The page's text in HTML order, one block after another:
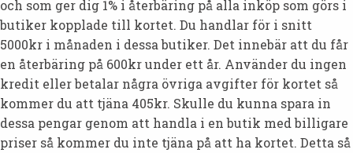
och som ger dig 1% i återbäring på alla inköp som görs i
butiker kopplade till kortet. Du handlar för i snitt
5000kr i månaden i dessa butiker. Det innebär att du får
en återbäring på 600kr under ett år. Använder du ingen
kredit eller betalar några övriga avgifter för kortet så
kommer du att tjäna 405kr. Skulle du kunna spara in
dessa pengar genom att handla i en butik med billigare
priser så kommer du inte tjäna på att ha kortet. Detta så